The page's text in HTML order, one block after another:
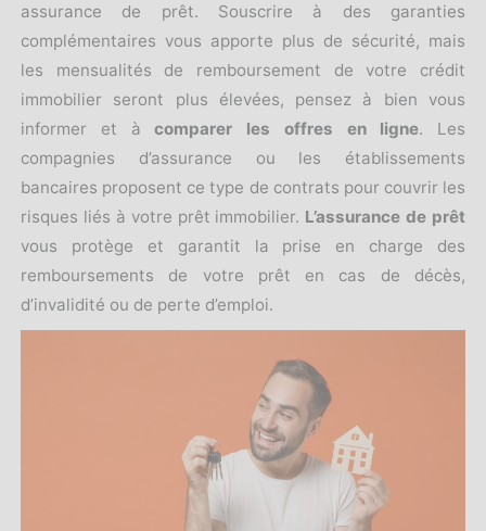
assurance de prêt. Souscrire à des garanties
complémentaires vous apporte plus de sécurité, mais
les mensualités de remboursement de votre crédit
immobilier seront plus élevées, pensez à bien vous
informer et àcomparer les offres en ligne. Les
compagnies d’assurance ou les établissements
bancaires proposent ce type de contrats pour couvrir les
risques liés à votre prêt immobilier. L’assurance de prêt
vous protège et garantit la prise en charge des
remboursements de votre prêt
en cas de décès,
d’invalidité ou de perte d’emploi.